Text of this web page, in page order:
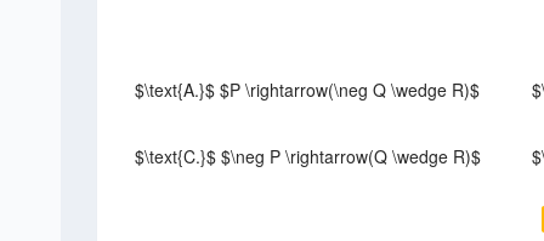
$\text{A.}$ $P \rightarrow(\neg Q \wedge R)$
$\text{C.}$ $\neg P \rightarrow(Q \wedge R)$